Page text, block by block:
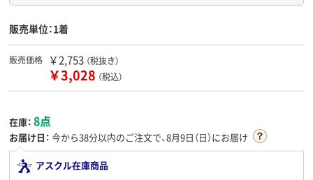
販売単位：1着
販売価格 ￥2,753 （税抜き）
￥3,028 （税込）
在庫： 8点
お届け日： 今から38分以内のご注文で、8月9日（日）にお届け
アスクル在庫商品